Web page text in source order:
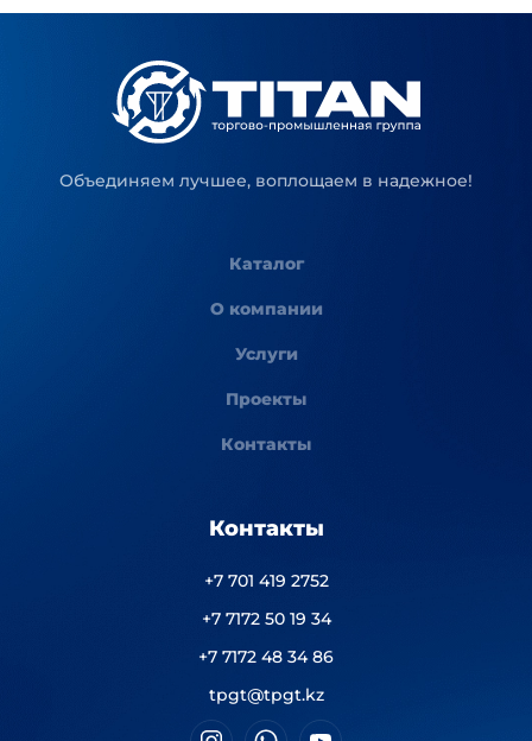
Объединяем лучшее, воплощаем в надежное!
Каталог
О компании
Услуги
Проекты
Контакты
Контакты
+7 701 419 2752
+7 7172 50 19 34
+7 7172 48 34 86
tpgt@tpgt.kz